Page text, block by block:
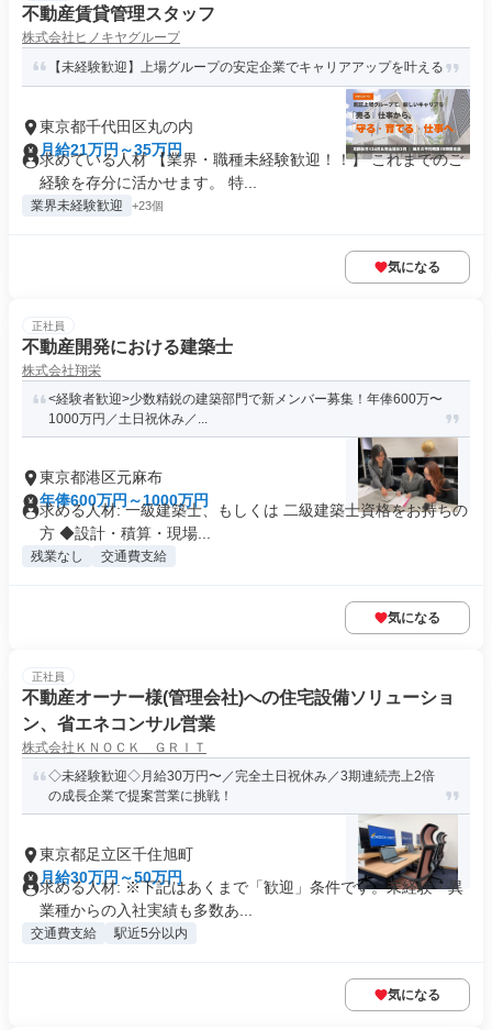
不動産賃貸管理スタッフ
株式会社ヒノキヤグループ
【未経験歓迎】上場グループの安定企業でキャリアアップを叶える
東京都千代田区丸の内
月給21万円～35万円
求めている人材 【業界・職種未経験歓迎！！】 これまでのご
経験を存分に活かせます。 特...
業界未経験歓迎 +23個
気になる
正社員
不動産開発における建築士
株式会社翔栄
<経験者歓迎>少数精鋭の建築部門で新メンバー募集！年俸600万〜
1000万円／土日祝休み／...
東京都港区元麻布
年俸600万円～1000万円
求める人材: 一級建築士、もしくは 二級建築士資格をお持ちの
方 ◆設計・積算・現場...
残業なし 交通費支給
気になる
正社員
不動産オーナー様(管理会社)への住宅設備ソリューショ
ン、省エネコンサル営業
株式会社ＫＮＯＣＫ ＧＲＩＴ
◇未経験歓迎◇月給30万円〜／完全土日祝休み／3期連続売上2倍
の成長企業で提案営業に挑戦！
東京都足立区千住旭町
月給30万円～50万円
求める人材: ※下記はあくまで「歓迎」条件です。未経験・異
業種からの入社実績も多数あ...
交通費支給 駅近5分以内
気になる